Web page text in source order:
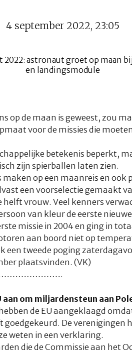
4 september 2022, 23:05
op de maan is geweest, zou
voor de missies die
betekenis beperkt,
zijn spierballen laten zien.
op een maanreis en ook
een voorselectie gemaakt
helft vrouw. Veel kenners
van kleur de eerste
missie in 2004 en ging in
aan boord niet op
een tweede poging
plaatsvinden. (VK)
om miljardensteun aan
de EU aangeklaagd
De verenigingen
weten in een verklaring.
die de Commissie aan het